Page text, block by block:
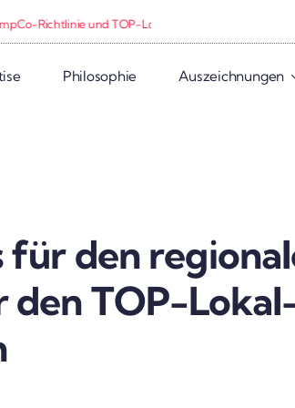
Richt­linie und TOP-Lokal­ver­sorger jetzt veröf­fent­licht!
Philo­so­phie Auszeich­nungen
für den
den TOP-